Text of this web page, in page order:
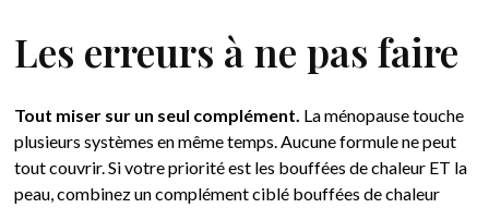
Les erreurs à ne pas faire
Tout miser sur un seul complément. La ménopause touche
plusieurs systèmes en même temps. Aucune formule ne peut
tout couvrir. Si votre priorité est les bouffées de chaleur ET la
peau, combinez un complément ciblé bouffées de chaleur